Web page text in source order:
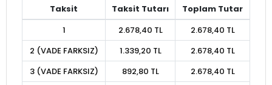
Taksit Taksit Tutarı
Toplam Tutar
1
2.678,40 TL
2.678,40 TL
2 (VADE FARKSIZ)
1.339,20 TL
2.678,40 TL
3 (VADE FARKSIZ)
892,80 TL
2.678,40 TL